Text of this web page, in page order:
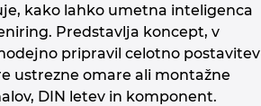
kako lahko umetna inteligenca
Predstavlja koncept, v
pripravil celotno postavitev
ustrezne omare ali montažne
DIN letev in komponent.